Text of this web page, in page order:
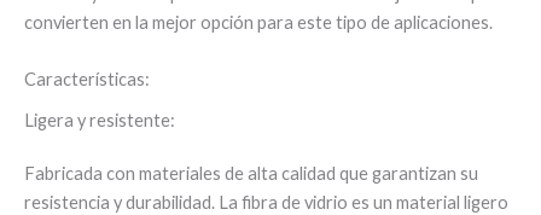
convierten en la mejor opción para este tipo de aplicaciones.
Características:
Ligera y resistente:
Fabricada con materiales de alta calidad que garantizan su
resistencia y durabilidad. La fibra de vidrio es un material ligero